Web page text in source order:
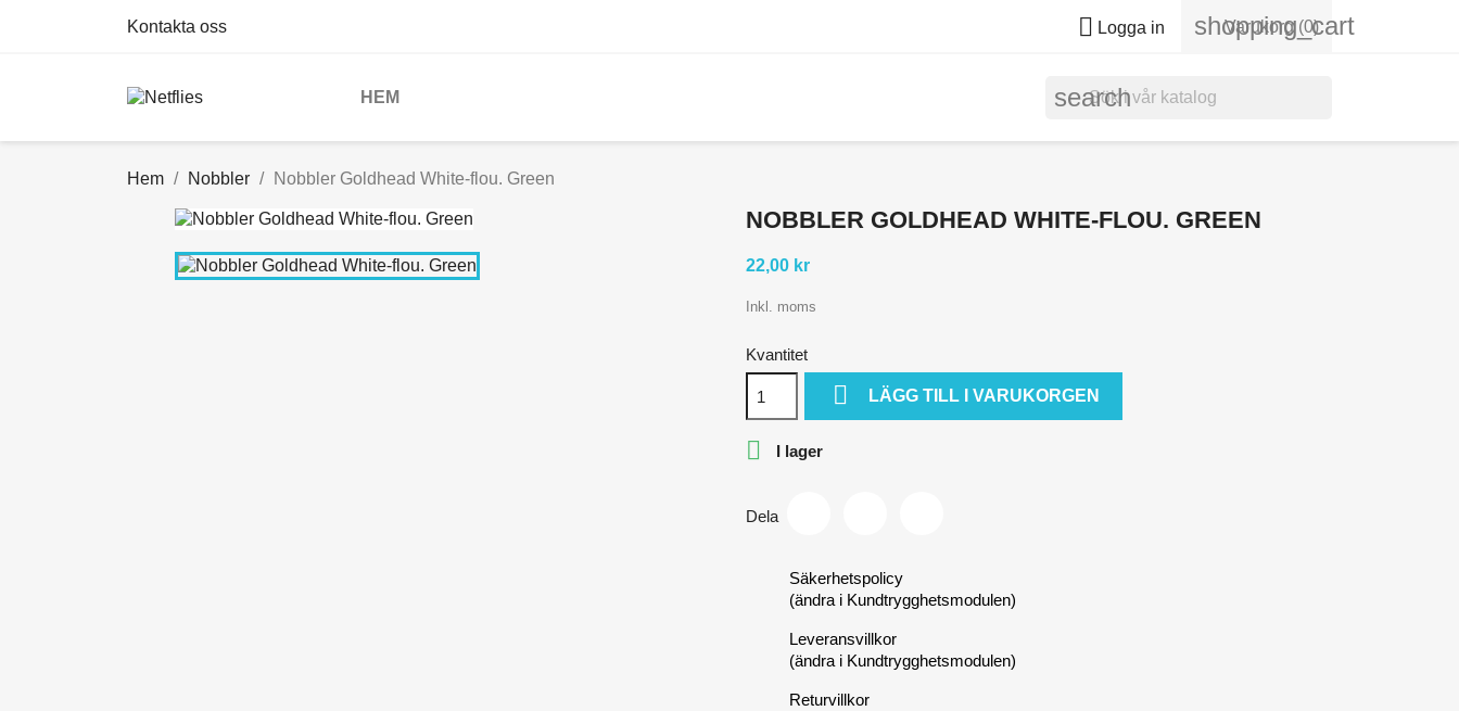
Kontakta oss  Logga in shopping_cart
Varukorg (0)
HEM search
Hem Nobbler Nobbler Goldhead White-flou. Green
NOBBLER GOLDHEAD WHITE-FLOU. GREEN
22,00 kr
Inkl. moms
Kvantitet
 LÄGG TILL I VARUKORGEN
 I lager
Dela
Säkerhetspolicy
(ändra i Kundtrygghetsmodulen)
Leveransvillkor
(ändra i Kundtrygghetsmodulen)
Returvillkor